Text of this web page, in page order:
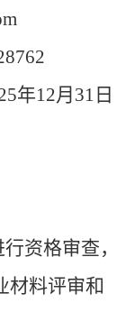
年12月31日
资格审查，
材料评审和